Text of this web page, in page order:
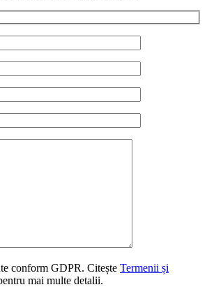
conform GDPR. Citește Termenii și
mai multe detalii.